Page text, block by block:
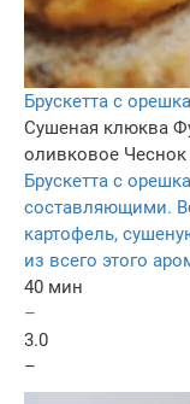
Брускетта с
Сушеная клюква
оливковое Чеснок
Брускетта с
составляющими.
картофель,
из всего этого
40 мин
–
3.0
–